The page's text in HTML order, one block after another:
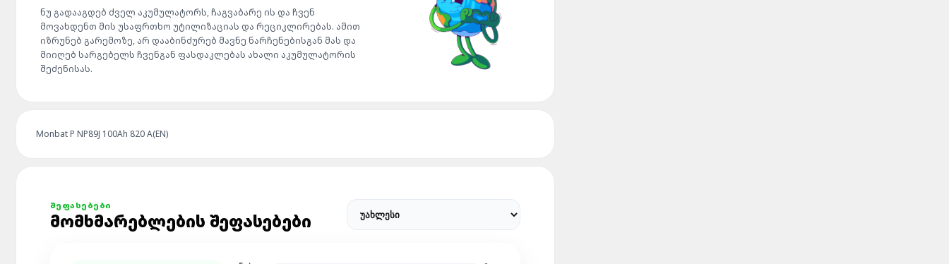
ნუ გადააგდებ ძველ აკუმულატორს, ჩაგვაბარე ის და ჩვენ
მოვახდენთ მის უსაფრთხო უტილიზაციას და რეციკლირებას. ამით
იზრუნებ გარემოზე, არ დააბინძურებ მავნე ნარჩენებისგან მას და
მიიღებ სარგებელს ჩვენგან ფასდაკლებას ახალი აკუმულატორის
შეძენისას.
Monbat P NP89J 100Ah 820 A(EN)
ᲨᲔᲤᲐᲡᲔᲑᲔᲑᲘ
ᲛᲝᲛᲮᲛᲐᲠᲔᲑᲚᲔᲑᲘᲡ ᲨᲔᲤᲐᲡᲔᲑᲔᲑᲘ